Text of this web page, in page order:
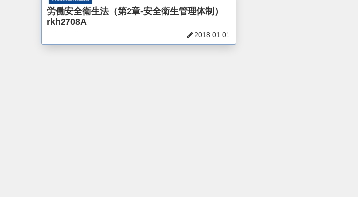
労働安全衛生法（第2章-安全衛生管理体制）
rkh2708A
2018.01.01